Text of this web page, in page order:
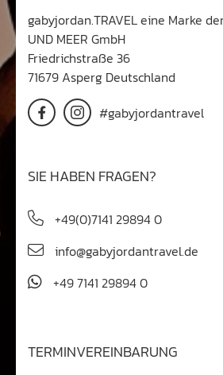
gabyjordan.TRAVEL eine Marke
UND MEER GmbH
Friedrichstraße 36
71679 Asperg Deutschland
#gabyjordantravel
SIE HABEN FRAGEN?
+49(0)7141 29894 0
info@gabyjordantravel.de
+49 7141 29894 0
TERMINVEREINBARUNG